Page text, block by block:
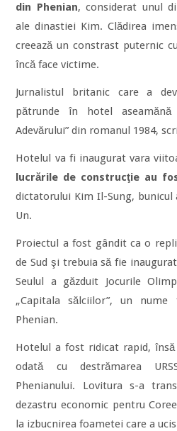
din Phenian, considerat unul
ale dinastiei Kim. Clădirea
creează un constrast puternic
încă face victime.
Jurnalistul britanic care a
pătrunde în hotel
Adevărului” din romanul 1984,
Hotelul va fi inaugurat vara
lucrările de construcţie au
dictatorului Kim Il-Sung, bunicul
Un.
Proiectul a fost gândit ca o
de Sud şi trebuia să fie
Seulul a găzduit Jocurile
„Capitala sălciilor”, un
Phenian.
Hotelul a fost ridicat rapid,
odată cu destrămarea
Phenianului. Lovitura s-a
dezastru economic pentru
la izbucnirea foametei care a